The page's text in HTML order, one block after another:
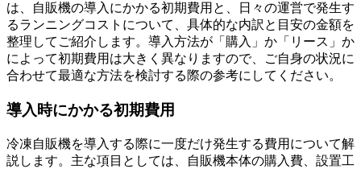
は、自販機の導入にかかる初期費用と、日々の運営で発生す
るランニングコストについて、具体的な内訳と目安の金額を
整理してご紹介します。導入方法が「購入」か「リース」か
によって初期費用は大きく異なりますので、ご自身の状況に
合わせて最適な方法を検討する際の参考にしてください。
導入時にかかる初期費用
冷凍自販機を導入する際に一度だけ発生する費用について解
説します。主な項目としては、自販機本体の購入費、設置工